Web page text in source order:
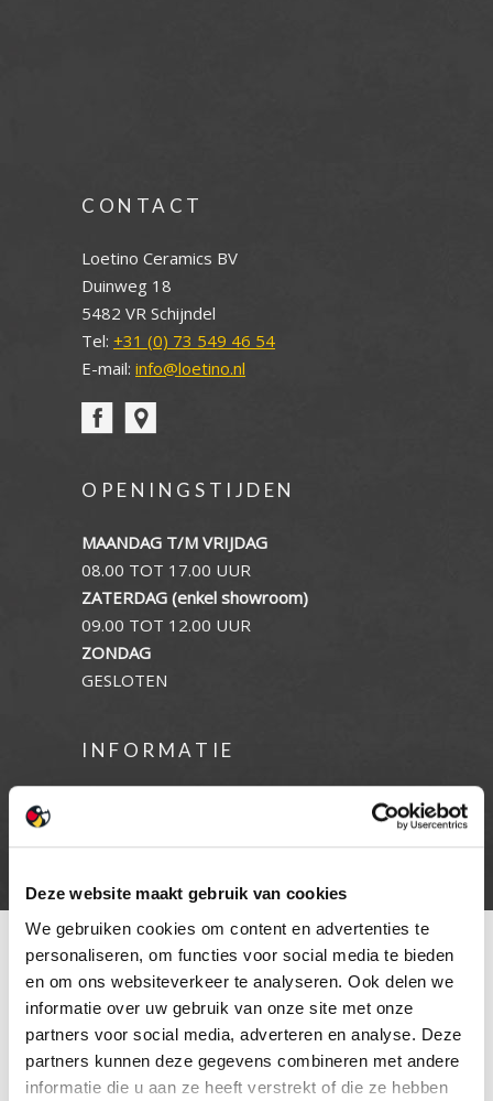
Deze website maakt gebruik van cookies
We gebruiken cookies om content en advertenties te
personaliseren, om functies voor social media te bieden
en om ons websiteverkeer te analyseren. Ook delen we
informatie over uw gebruik van onze site met onze
partners voor social media, adverteren en analyse. Deze
partners kunnen deze gegevens combineren met andere
informatie die u aan ze heeft verstrekt of die ze hebben
CONTACT
Loetino Ceramics BV
Duinweg 18
5482 VR Schijndel
Tel: +31 (0) 73 549 46 54
E-mail: info@loetino.nl
OPENINGSTIJDEN
MAANDAG T/M VRIJDAG
08.00 TOT 17.00 UUR
ZATERDAG (enkel showroom)
09.00 TOT 12.00 UUR
ZONDAG
GESLOTEN
INFORMATIE